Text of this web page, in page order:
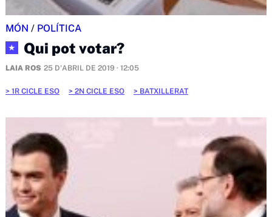
MÓN / POLÍTICA
★ Qui pot votar?
LAIA ROS 25 D'ABRIL DE 2019 · 12:05
1R CICLE ESO 2N CICLE ESO BATXILLERAT